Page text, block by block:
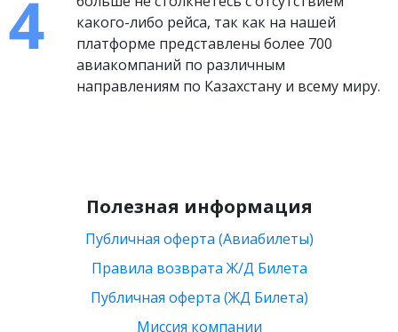
какого-либо рейса, так как на нашей
платформе представлены более 700
авиакомпаний по различным
направлениям по Казахстану и всему миру.
Полезная информация
Публичная оферта (Авиабилеты)
Правила возврата Ж/Д Билета
Публичная оферта (ЖД Билета)
Миссия компании